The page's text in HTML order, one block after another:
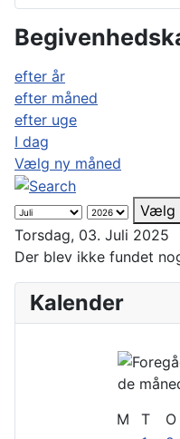
efter år
efter måned
efter uge
I dag
Vælg ny måned
Vælg
Torsdag, 03. Juli 2025
Der blev ikke fundet
Kalender
M
T O